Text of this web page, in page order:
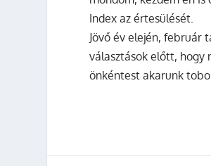
Index az értesülését.
Jövő év elején, február
választások előtt, hogy
önkéntest akarunk